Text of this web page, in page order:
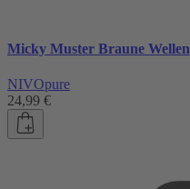
Micky Muster Braune Wellen
NIVOpure
24,99 €